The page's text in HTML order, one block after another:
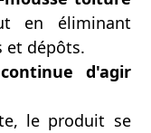
en éliminant
et dépôts.
d'agir
le produit se